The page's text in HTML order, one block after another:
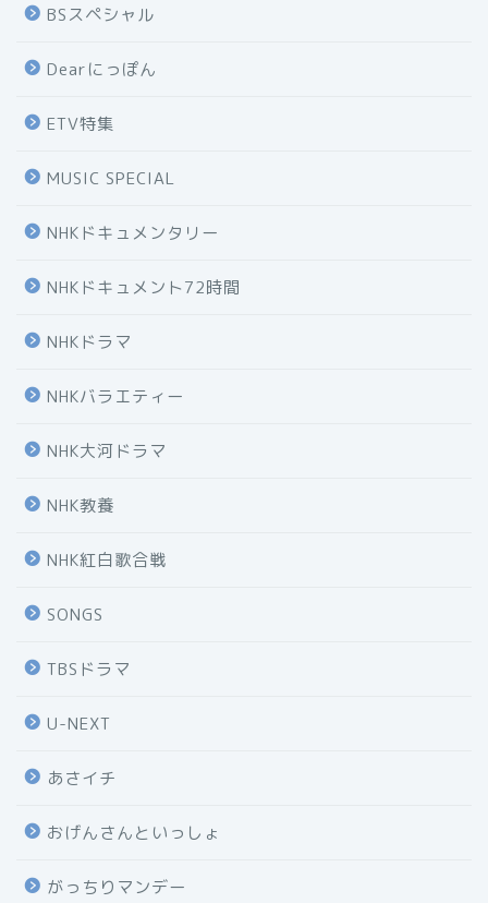
BSスペシャル
Dearにっぽん
ETV特集
MUSIC SPECIAL
NHKドキュメンタリー
NHKドキュメント72時間
NHKドラマ
NHKバラエティー
NHK大河ドラマ
NHK教養
NHK紅白歌合戦
SONGS
TBSドラマ
U-NEXT
あさイチ
おげんさんといっしょ
がっちりマンデー